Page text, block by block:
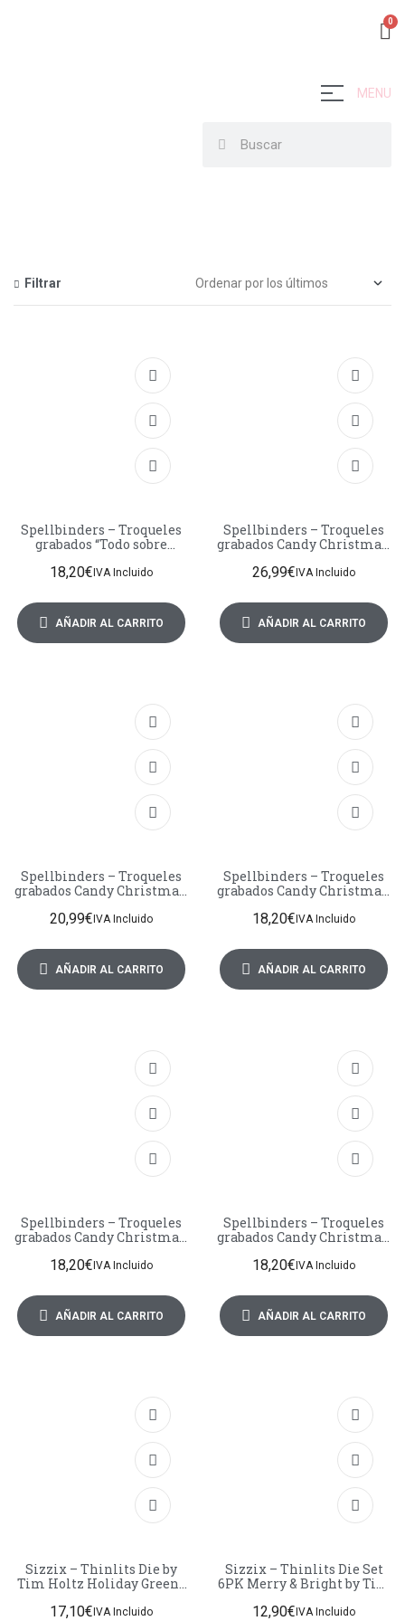
MENU
Filtrar
Spellbinders – Troqueles
grabados “Todo sobre
18,20€IVA Incluido
AÑADIR AL CARRITO
Spellbinders – Troqueles
grabados Candy Christmas:
Stamperia
26,99€IVA Incluido
AÑADIR AL CARRITO
Spellbinders – Troqueles
grabados Candy Christmas:
– Stamperia
20,99€IVA Incluido
AÑADIR AL CARRITO
Spellbinders – Troqueles
grabados Candy Christmas:
jengibre – Stamperia
18,20€IVA Incluido
AÑADIR AL CARRITO
Spellbinders – Troqueles
grabados Candy Christmas:
18,20€IVA Incluido
AÑADIR AL CARRITO
Spellbinders – Troqueles
grabados Candy Christmas:
Stamperia
18,20€IVA Incluido
AÑADIR AL CARRITO
Sizzix – Thinlits Die by
Tim Holtz Holiday Greens
17,10€IVA Incluido
Sizzix – Thinlits Die Set
6PK Merry & Bright by Tim
12,90€IVA Incluido